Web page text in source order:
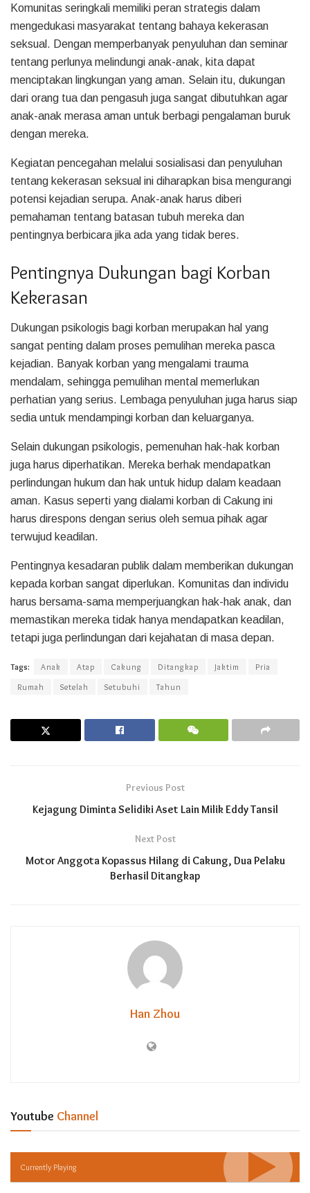
Komunitas seringkali memiliki peran strategis dalam
mengedukasi masyarakat tentang bahaya kekerasan
seksual. Dengan memperbanyak penyuluhan dan seminar
tentang perlunya melindungi anak-anak, kita dapat
menciptakan lingkungan yang aman. Selain itu, dukungan
dari orang tua dan pengasuh juga sangat dibutuhkan agar
anak-anak merasa aman untuk berbagi pengalaman buruk
dengan mereka.
Kegiatan pencegahan melalui sosialisasi dan penyuluhan
tentang kekerasan seksual ini diharapkan bisa mengurangi
potensi kejadian serupa. Anak-anak harus diberi
pemahaman tentang batasan tubuh mereka dan
pentingnya berbicara jika ada yang tidak beres.
Pentingnya Dukungan bagi Korban
Kekerasan
Dukungan psikologis bagi korban merupakan hal yang
sangat penting dalam proses pemulihan mereka pasca
kejadian. Banyak korban yang mengalami trauma
mendalam, sehingga pemulihan mental memerlukan
perhatian yang serius. Lembaga penyuluhan juga harus siap
sedia untuk mendampingi korban dan keluarganya.
Selain dukungan psikologis, pemenuhan hak-hak korban
juga harus diperhatikan. Mereka berhak mendapatkan
perlindungan hukum dan hak untuk hidup dalam keadaan
aman. Kasus seperti yang dialami korban di Cakung ini
harus direspons dengan serius oleh semua pihak agar
terwujud keadilan.
Pentingnya kesadaran publik dalam memberikan dukungan
kepada korban sangat diperlukan. Komunitas dan individu
harus bersama-sama memperjuangkan hak-hak anak, dan
memastikan mereka tidak hanya mendapatkan keadilan,
tetapi juga perlindungan dari kejahatan di masa depan.
Tags: Anak Atap Cakung Ditangkap Jaktim
Pria
Rumah
Setelah Setubuhi Tahun
Previous Post
Kejagung Diminta Selidiki Aset Lain Milik Eddy Tansil
Next Post
Motor Anggota Kopassus Hilang di Cakung, Dua Pelaku
Berhasil Ditangkap
Han Zhou
Youtube Channel
Currently Playing